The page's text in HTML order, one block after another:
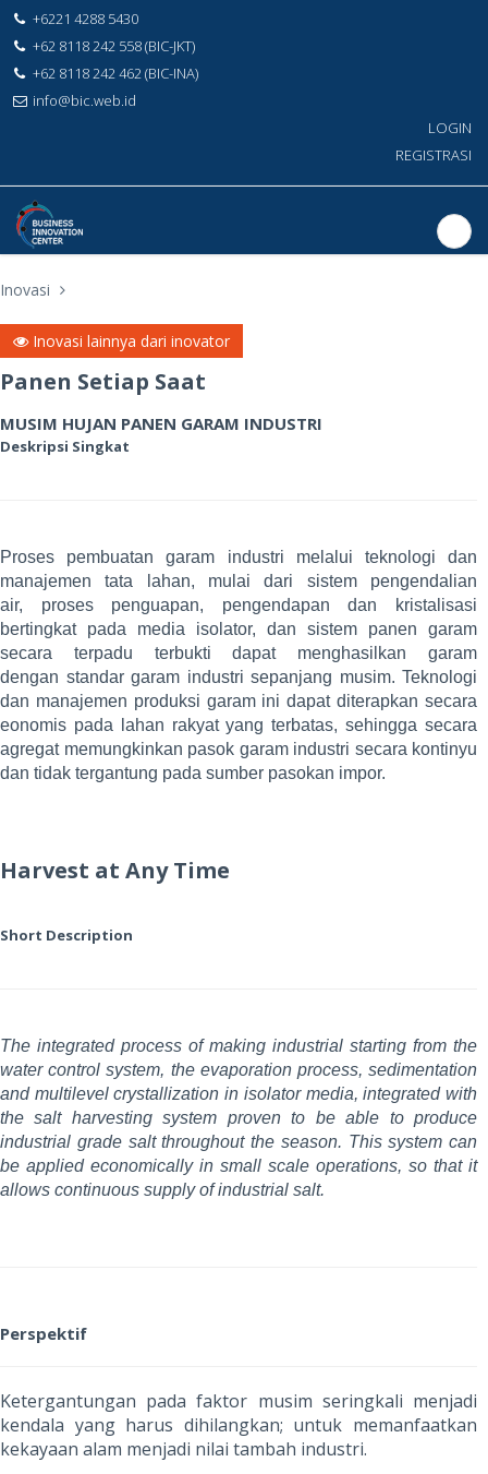
+6221 4288 5430
+62 8118 242 558 (BIC-JKT)
+62 8118 242 462 (BIC-INA)
info@bic.web.id
LOGIN
REGISTRASI
Inovasi
Inovasi lainnya dari inovator
Panen Setiap Saat
MUSIM HUJAN PANEN GARAM INDUSTRI
Deskripsi Singkat
Proses pembuatan garam industri melalui teknologi dan
manajemen tata lahan, mulai dari sistem pengendalian
air, proses penguapan, pengendapan dan kristalisasi
bertingkat pada media isolator, dan sistem panen garam
secara terpadu terbukti dapat menghasilkan garam
dengan standar garam industri sepanjang musim. Teknologi
dan manajemen produksi garam ini dapat diterapkan secara
eonomis pada lahan rakyat yang terbatas, sehingga secara
agregat memungkinkan pasok garam industri secara kontinyu
dan tidak tergantung pada sumber pasokan impor.
Harvest at Any Time
Short Description
The integrated process of making industrial starting from the
water control system, the evaporation process, sedimentation
and multilevel crystallization in isolator media, integrated with
the salt harvesting system proven to be able to produce
industrial grade salt throughout the season. This system can
be applied economically in small scale operations, so that it
allows continuous supply of industrial salt.
Perspektif
Ketergantungan pada faktor musim seringkali menjadi
kendala yang harus dihilangkan; untuk memanfaatkan
kekayaan alam menjadi nilai tambah industri.